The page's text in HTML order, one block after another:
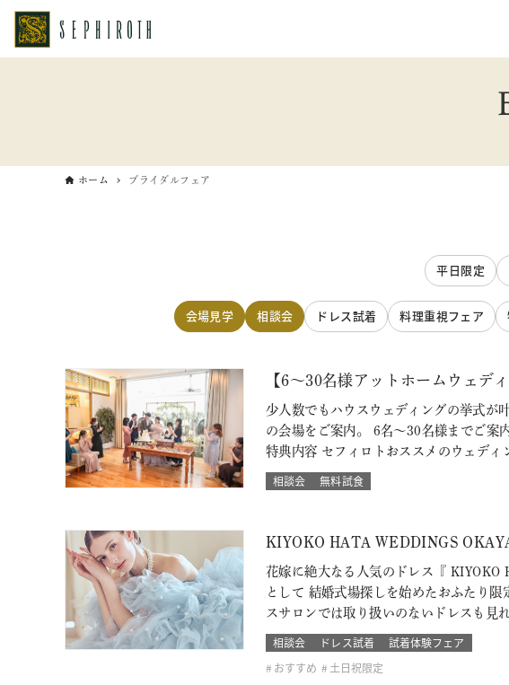
ホーム ブライダルフェア
平日限定
会場見学 相談会 ドレス試着 料理重視フェア
【6～30名様アットホームウェデ
少人数でもハウスウェディングの挙式が
の会場をご案内。 6名～30名様までご案
特典内容 セフィロトおススメのウェデ
相談会 無料試食
KIYOKO HATA WEDDINGS
花嫁に絶大なる人気のドレス『 KIYOKO
として 結婚式場探しを始めたおふたり
スサロンでは取り扱いのないドレスも見
相談会 ドレス試着
試着体験フェア
おすすめ
土日祝限定